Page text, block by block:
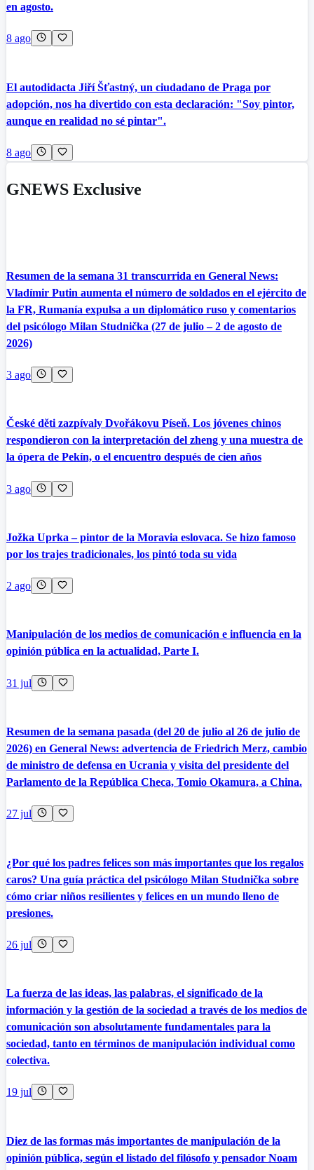
en agosto.
8 ago
El autodidacta Jiří Šťastný, un ciudadano de Praga por
adopción, nos ha divertido con esta declaración: "Soy pintor,
aunque en realidad no sé pintar".
8 ago
GNEWS Exclusive
Resumen de la semana 31 transcurrida en General News:
Vladímir Putin aumenta el número de soldados en el ejército de
la FR, Rumanía expulsa a un diplomático ruso y comentarios
del psicólogo Milan Studnička (27 de julio – 2 de agosto de
2026)
3 ago
České děti zazpívaly Dvořákovu Píseň. Los jóvenes chinos
respondieron con la interpretación del zheng y una muestra de
la ópera de Pekín, o el encuentro después de cien años
3 ago
Jožka Uprka – pintor de la Moravia eslovaca. Se hizo famoso
por los trajes tradicionales, los pintó toda su vida
2 ago
Manipulación de los medios de comunicación e influencia en la
opinión pública en la actualidad, Parte I.
31 jul
Resumen de la semana pasada (del 20 de julio al 26 de julio de
2026) en General News: advertencia de Friedrich Merz, cambio
de ministro de defensa en Ucrania y visita del presidente del
Parlamento de la República Checa, Tomio Okamura, a China.
27 jul
¿Por qué los padres felices son más importantes que los regalos
caros? Una guía práctica del psicólogo Milan Studnička sobre
cómo criar niños resilientes y felices en un mundo lleno de
presiones.
26 jul
La fuerza de las ideas, las palabras, el significado de la
información y la gestión de la sociedad a través de los medios de
comunicación son absolutamente fundamentales para la
sociedad, tanto en términos de manipulación individual como
colectiva.
19 jul
Diez de las formas más importantes de manipulación de la
opinión pública, según el listado del filósofo y pensador Noam